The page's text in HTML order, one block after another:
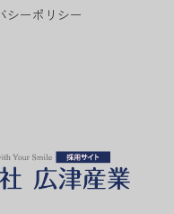
シーポリシー